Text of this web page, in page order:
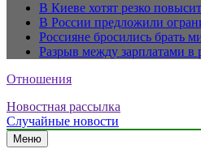
В Киеве хотят резко
В России предложили
Россияне бросились брать
Разрыв между зарплатами в
Отношения
Новостная рассылка
Случайные новости
Меню